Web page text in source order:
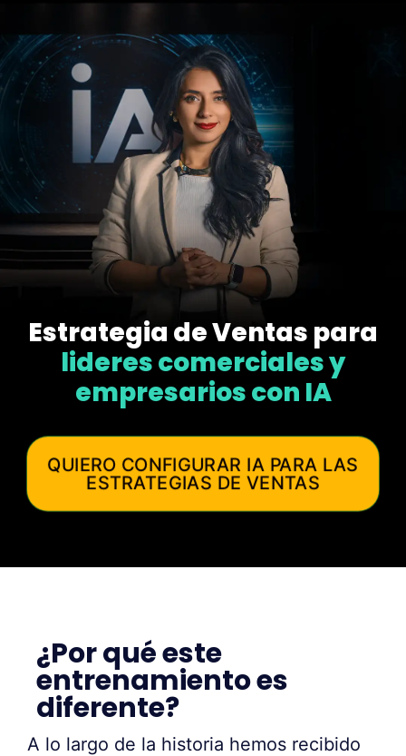
Estrategia de Ventas para
lideres comerciales y
empresarios con IA
QUIERO CONFIGURAR IA PARA LAS
ESTRATEGIAS DE VENTAS
¿Por qué este
entrenamiento es
diferente?
A lo largo de la historia hemos recibido